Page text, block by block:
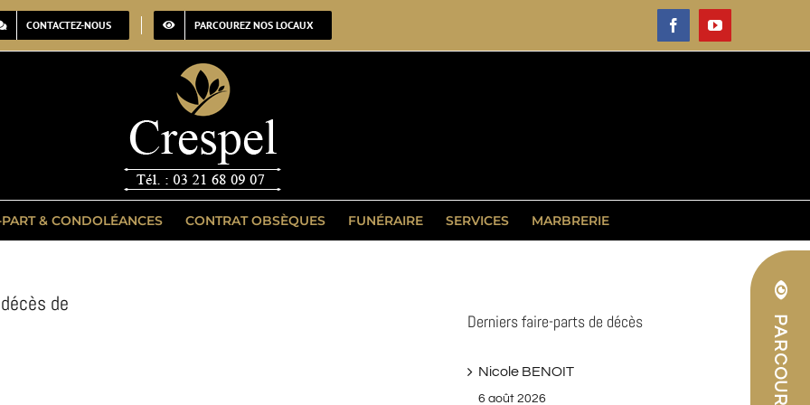
CONTACTEZ-NOUS PARCOUREZ NOS LOCAUX FacebookYouTube
& CONDOLÉANCES CONTRAT OBSÈQUES FUNÉRAIRE SERVICES MARBRERIE
de
Derniers faire-parts de décès
Nicole BENOIT
6 août 2026